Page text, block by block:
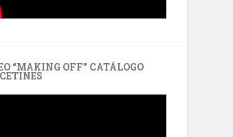
“MAKING OFF” CATÁLOGO